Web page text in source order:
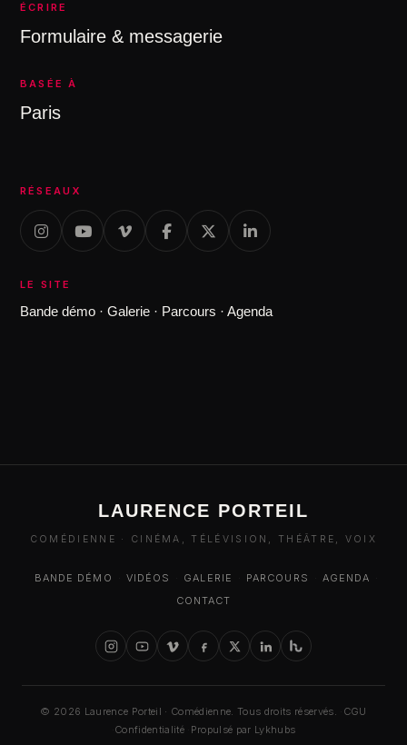
ÉCRIRE
Formulaire & messagerie
BASÉE À
Paris
RÉSEAUX
LE SITE
Bande démo · Galerie · Parcours · Agenda
LAURENCE PORTEIL
COMÉDIENNE · CINÉMA, TÉLÉVISION, THÉÂTRE, VOIX
BANDE DÉMO VIDÉOS GALERIE PARCOURS AGENDA
CONTACT
© 2026 Laurence Porteil · Comédienne. Tous droits réservés.
CGU
Confidentialité Propulsé par Lykhubs